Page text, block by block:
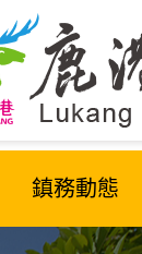
鎮務動態